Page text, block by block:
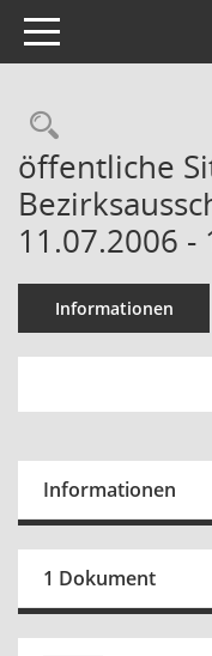
Toggle navigation
öffentliche
11.07.2006 -
Informationen
Informationen
1 Dokument